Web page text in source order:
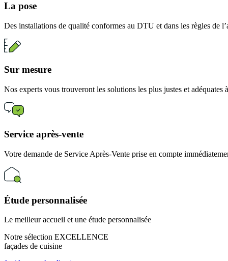
La pose
Des installations de qualité conformes au DTU et dans les règles de
Sur mesure
Nos experts vous trouveront les solutions les plus justes et adéquates
Service après-vente
Votre demande de Service Après-Vente prise en compte
Étude personnalisée
Le meilleur accueil et une étude personnalisée
Notre sélection EXCELLENCE
façades de cuisine